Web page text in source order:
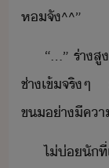
ห​จั​^^​”
“​...​”​ ​ร่า​
ช่า​เข้​จริๆ​
ข​่า​ีค
ไ่่​ั​